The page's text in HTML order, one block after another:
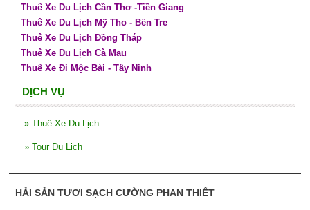
Thuê Xe Du Lịch Cần Thơ -Tiền Giang
Thuê Xe Du Lịch Mỹ Tho - Bến Tre
Thuê Xe Du Lịch Đồng Tháp
Thuê Xe Du Lịch Cà Mau
Thuê Xe Đi Mộc Bài - Tây Ninh
DỊCH VỤ
» Thuê Xe Du Lịch
» Tour Du Lịch
HẢI SẢN TƯƠI SẠCH CƯỜNG PHAN THIẾT